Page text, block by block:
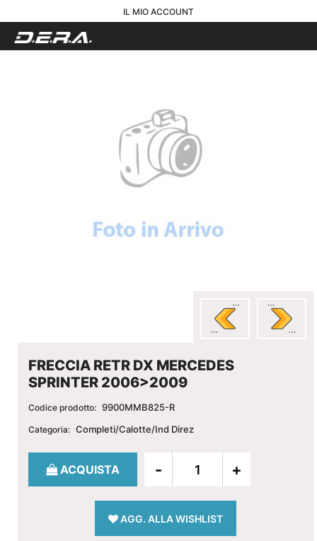
IL MIO ACCOUNT
FRECCIA RETR DX MERCEDES
SPRINTER 2006>2009
Codice prodotto: 9900MMB825-R
Categoria: Completi/Calotte/Ind Direz
Quantità
ACQUISTA
AGG. ALLA WISHLIST